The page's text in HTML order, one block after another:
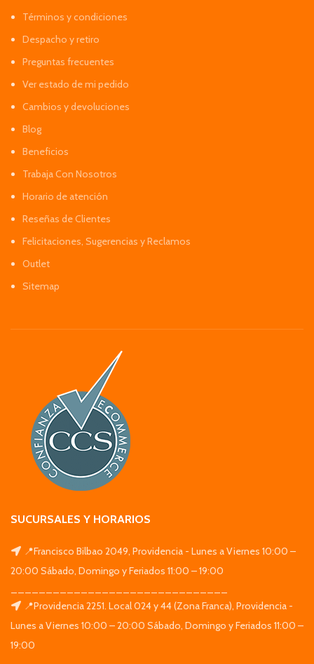
Términos y condiciones
Despacho y retiro
Preguntas frecuentes
Ver estado de mi pedido
Cambios y devoluciones
Blog
Beneficios
Trabaja Con Nosotros
Horario de atención
Reseñas de Clientes
Felicitaciones, Sugerencias y Reclamos
Outlet
Sitemap
SUCURSALES Y HORARIOS
📍Francisco Bilbao 2049, Providencia - Lunes a Viernes 10:00 –
20:00 Sábado, Domingo y Feriados 11:00 – 19:00
📍Providencia 2251. Local 024 y 44 (Zona Franca), Providencia -
Lunes a Viernes 10:00 – 20:00 Sábado, Domingo y Feriados 11:00 –
19:00